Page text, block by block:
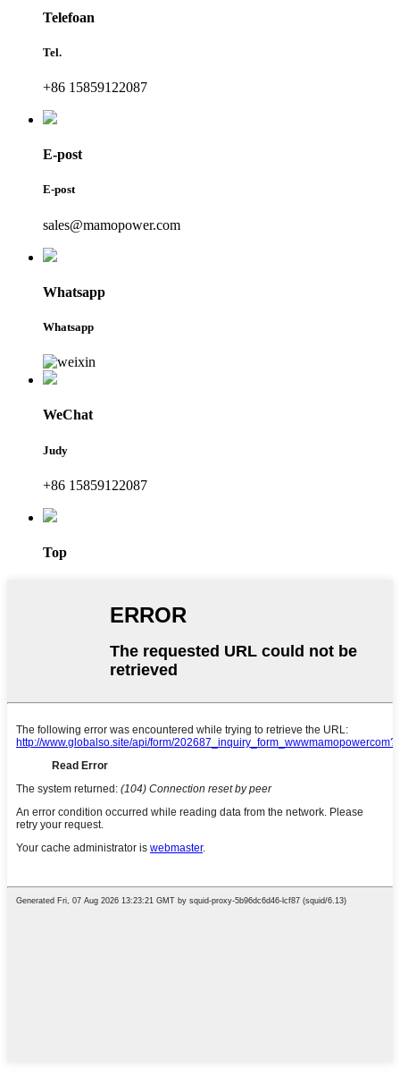
Telefoan
Tel.
+86 15859122087
E-post
E-post
sales@mamopower.com
Whatsapp
Whatsapp
WeChat
Judy
+86 15859122087
Top